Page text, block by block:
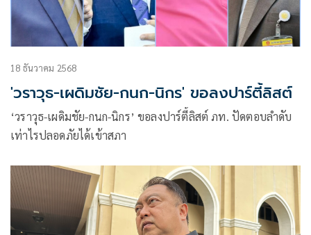
18 ธันวาคม 2568
'วราวุธ-เผดิมชัย-กนก-นิกร' ขอลงปาร์ตี้ลิสต์
‘วราวุธ-เผดิมชัย-กนก-นิกร’ ขอลงปาร์ตี้ลิสต์ ภท. ปัดตอบลำดับ
เท่าไรปลอดภัยได้เข้าสภา